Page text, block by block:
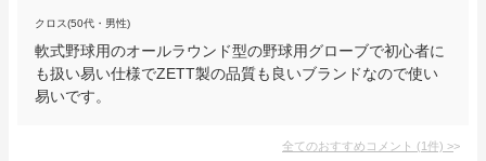
クロス(50代・男性)
軟式野球用のオールラウンド型の野球用グローブで初心者に
も扱い易い仕様でZETT製の品質も良いブランドなので使い
易いです。
全てのおすすめコメント (1件) >